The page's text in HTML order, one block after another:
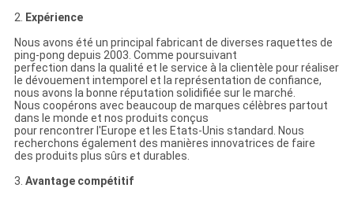
2. Expérience
Nous avons été un principal fabricant de diverses raquettes de
ping-pong depuis 2003. Comme poursuivant
perfection dans la qualité et le service à la clientèle pour réaliser
le dévouement intemporel et la représentation de confiance,
nous avons la bonne réputation solidifiée sur le marché.
Nous coopérons avec beaucoup de marques célèbres partout
dans le monde et nos produits conçus
pour rencontrer l'Europe et les Etats-Unis standard. Nous
recherchons également des manières innovatrices de faire
des produits plus sûrs et durables.
3. Avantage compétitif